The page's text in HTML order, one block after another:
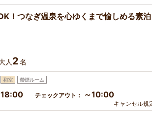
！つなぎ温泉を心ゆくまで愉しめる素
人 2名
和室 禁煙ルーム
チェックアウト： ～10:00
キャンセル規